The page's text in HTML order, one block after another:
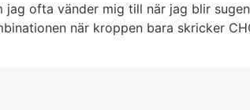
ofta vänder mig till när jag blir
när kroppen bara skricker